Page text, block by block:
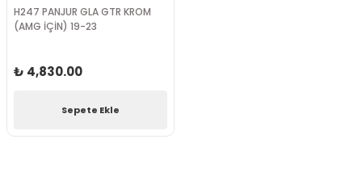
H247 PANJUR GLA GTR KROM
(AMG İÇİN) 19-23
₺ 4,830.00
Sepete Ekle